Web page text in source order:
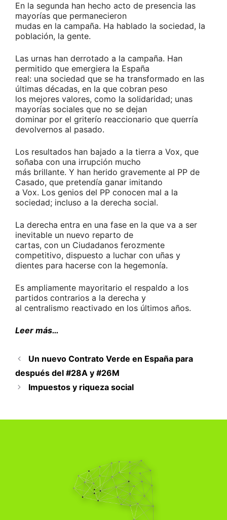
En la segunda han hecho acto de presencia las
mayorías que permanecieron
mudas en la campaña. Ha hablado la sociedad, la
población, la gente.
Las urnas han derrotado a la campaña. Han
permitido que emergiera la España
real: una sociedad que se ha transformado en las
últimas décadas, en la que cobran peso
los mejores valores, como la solidaridad; unas
mayorías sociales que no se dejan
dominar por el griterío reaccionario que querría
devolvernos al pasado.
Los resultados han bajado a la tierra a Vox, que
soñaba con una irrupción mucho
más brillante. Y han herido gravemente al PP de
Casado, que pretendía ganar imitando
a Vox. Los genios del PP conocen mal a la
sociedad; incluso a la derecha social.
La derecha entra en una fase en la que va a ser
inevitable un nuevo reparto de
cartas, con un Ciudadanos ferozmente
competitivo, dispuesto a luchar con uñas y
dientes para hacerse con la hegemonía.
Es ampliamente mayoritario el respaldo a los
partidos contrarios a la derecha y
al centralismo reactivado en los últimos años.
Leer más…
Un nuevo Contrato Verde en España para
después del #28A y #26M
Impuestos y riqueza social